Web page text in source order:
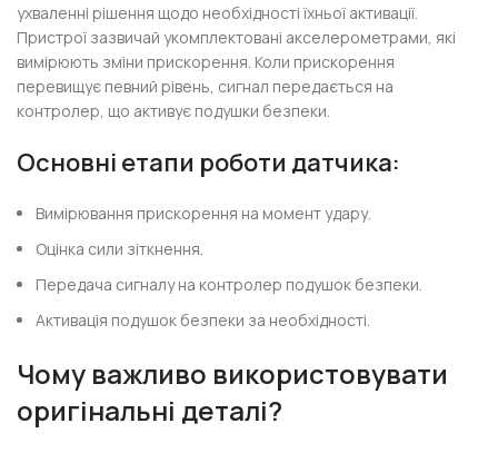
ухваленні рішення щодо необхідності їхньої активації.
Пристрої зазвичай укомплектовані акселерометрами, які
вимірюють зміни прискорення. Коли прискорення
перевищує певний рівень, сигнал передається на
контролер, що активує подушки безпеки.
Основні етапи роботи датчика:
Вимірювання прискорення на момент удару.
Оцінка сили зіткнення.
Передача сигналу на контролер подушок безпеки.
Активація подушок безпеки за необхідності.
Чому важливо використовувати
оригінальні деталі?